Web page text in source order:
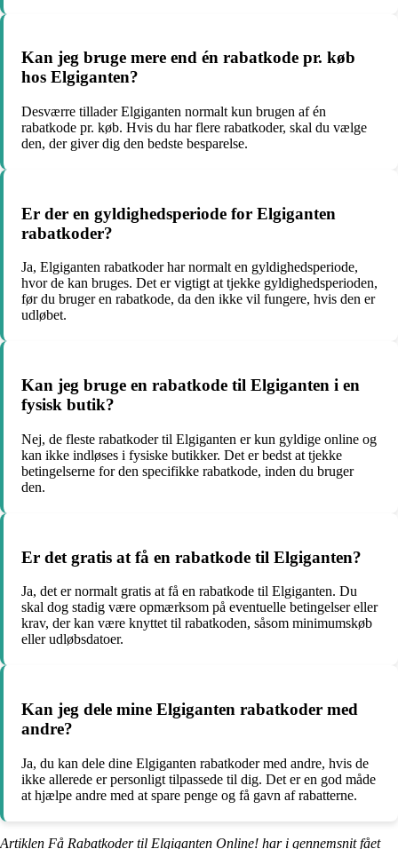
Kan jeg bruge mere end én rabatkode pr. køb
hos Elgiganten?
Desværre tillader Elgiganten normalt kun brugen af én
rabatkode pr. køb. Hvis du har flere rabatkoder, skal du vælge
den, der giver dig den bedste besparelse.
Er der en gyldighedsperiode for Elgiganten
rabatkoder?
Ja, Elgiganten rabatkoder har normalt en gyldighedsperiode,
hvor de kan bruges. Det er vigtigt at tjekke gyldighedsperioden,
før du bruger en rabatkode, da den ikke vil fungere, hvis den er
udløbet.
Kan jeg bruge en rabatkode til Elgiganten i en
fysisk butik?
Nej, de fleste rabatkoder til Elgiganten er kun gyldige online og
kan ikke indløses i fysiske butikker. Det er bedst at tjekke
betingelserne for den specifikke rabatkode, inden du bruger
den.
Er det gratis at få en rabatkode til Elgiganten?
Ja, det er normalt gratis at få en rabatkode til Elgiganten. Du
skal dog stadig være opmærksom på eventuelle betingelser eller
krav, der kan være knyttet til rabatkoden, såsom minimumskøb
eller udløbsdatoer.
Kan jeg dele mine Elgiganten rabatkoder med
andre?
Ja, du kan dele dine Elgiganten rabatkoder med andre, hvis de
ikke allerede er personligt tilpassede til dig. Det er en god måde
at hjælpe andre med at spare penge og få gavn af rabatterne.
Artiklen Få Rabatkoder til Elgiganten Online! har i gennemsnit fået